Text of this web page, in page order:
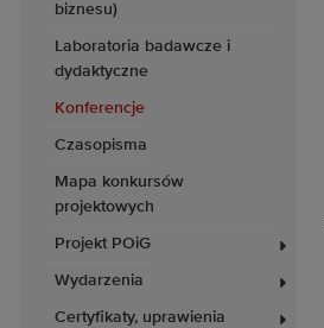
biznesu)
Laboratoria badawcze i
dydaktyczne
Konferencje
Czasopisma
Mapa konkursów
projektowych
Projekt POiG
Wydarzenia
Certyfikaty, uprawienia